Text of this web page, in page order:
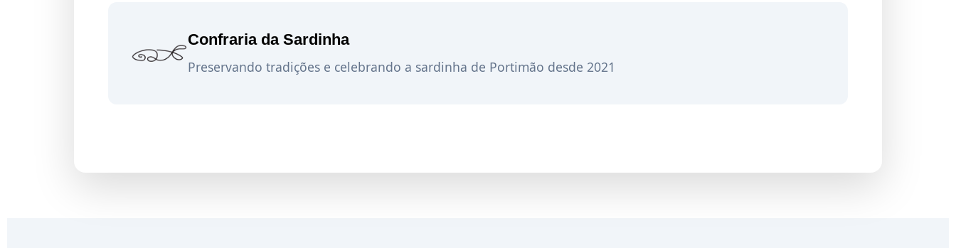
Confraria da Sardinha
Preservando tradições e celebrando a sardinha de Portimão desde 2021